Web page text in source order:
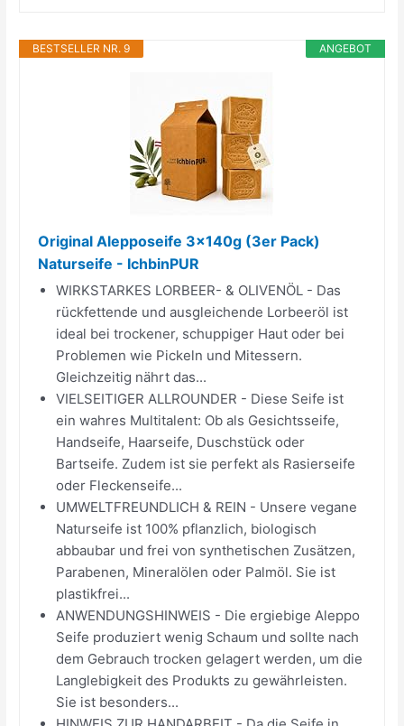
ANGEBOT
BESTSELLER NR. 9
Original Alepposeife 3x140g (3er Pack)
Naturseife - IchbinPUR
WIRKSTARKES LORBEER- & OLIVENÖL - Das
rückfettende und ausgleichende Lorbeeröl ist
ideal bei trockener, schuppiger Haut oder bei
Problemen wie Pickeln und Mitessern.
Gleichzeitig nährt das...
VIELSEITIGER ALLROUNDER - Diese Seife ist
ein wahres Multitalent: Ob als Gesichtsseife,
Handseife, Haarseife, Duschstück oder
Bartseife. Zudem ist sie perfekt als Rasierseife
oder Fleckenseife...
UMWELTFREUNDLICH & REIN - Unsere vegane
Naturseife ist 100% pflanzlich, biologisch
abbaubar und frei von synthetischen Zusätzen,
Parabenen, Mineralölen oder Palmöl. Sie ist
plastikfrei...
ANWENDUNGSHINWEIS - Die ergiebige Aleppo
Seife produziert wenig Schaum und sollte nach
dem Gebrauch trocken gelagert werden, um die
Langlebigkeit des Produkts zu gewährleisten.
Sie ist besonders...